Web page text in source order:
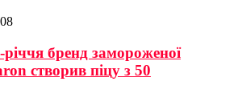
річчя бренд замороженої
створив піцу з 50